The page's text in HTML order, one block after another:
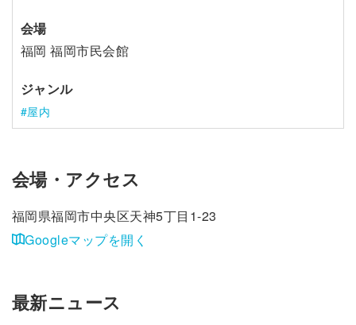
会場
福岡 福岡市民会館
ジャンル
屋内
会場・アクセス
福岡県福岡市中央区天神5丁目1-23
Googleマップを開く
最新ニュース